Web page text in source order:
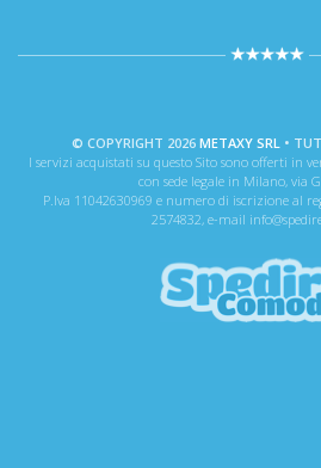
© COPYRIGHT 2026 METAXY SRL •
I servizi acquistati su questo Sito sono offerti in
con sede legale in Milano, via
P.Iva 11042630969 e numero di iscrizione al
2574832, e-mail